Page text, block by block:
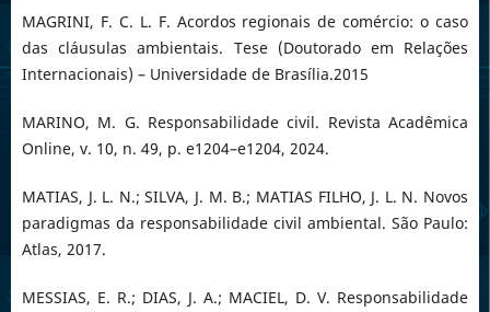
MAGRINI, F. C. L. F. Acordos regionais de comércio: o caso
das cláusulas ambientais. Tese (Doutorado em Relações
Internacionais) – Universidade de Brasília.2015
MARINO, M. G. Responsabilidade civil. Revista Acadêmica
Online, v. 10, n. 49, p. e1204–e1204, 2024.
MATIAS, J. L. N.; SILVA, J. M. B.; MATIAS FILHO, J. L. N. Novos
paradigmas da responsabilidade civil ambiental. São Paulo:
Atlas, 2017.
MESSIAS, E. R.; DIAS, J. A.; MACIEL, D. V. Responsabilidade